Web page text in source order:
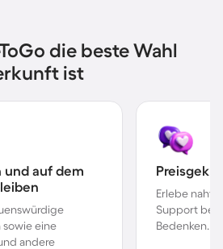
die beste Wahl
ist
und auf dem
eine
andere
Erlebe
Support bei
Bedenken.